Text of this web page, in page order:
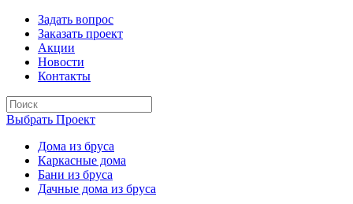
Задать вопрос
Заказать проект
Акции
Новости
Контакты
Выбрать Проект
Дома из бруса
Каркасные дома
Бани из бруса
Дачные дома из бруса